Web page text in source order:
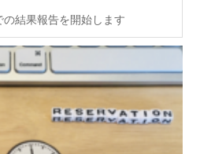
結果報告を開始します